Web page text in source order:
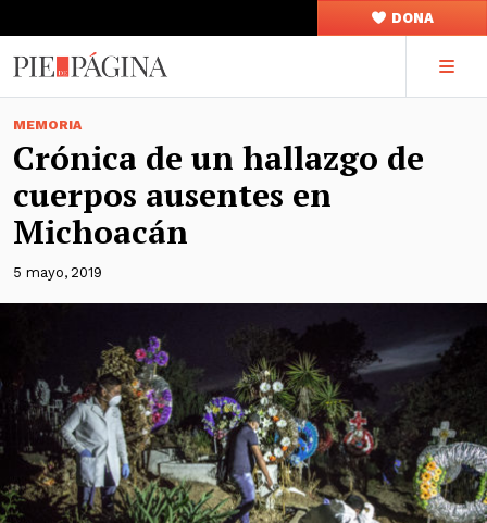
DONA
MEMORIA
Crónica de un hallazgo de
cuerpos ausentes en
Michoacán
5 mayo, 2019